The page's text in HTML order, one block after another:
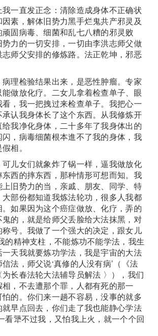
一直发正念：清除造成身体不正确状
素，解体旧势力黑手烂鬼共产邪灵及
固病毒、细菌和乱七八糟的邪灵败
力的一切安排，一切由李洪志师父做
师父安排的修炼路。法正乾坤，邪恶
理检验结果出来，是恶性肿瘤。专家
做放化疗。二女儿拿着检查单子、眼
，我一把拽过来检查单子。我把心一
认我身体长了这个东西。从我修炼开
我净化身体，二十多年了我身体出的
，病毒细菌根本進不了我的身体，我
相。
儿女们就象炸了锅一样，逼我做放化
西的摔东西，那种情形可想而知。我
旧势力的当，亲戚、朋友、同学、特
部份都知道我炼法轮功，很多人我都
如果因为这个癌症做放、化疗，弄的
的，就是给师父丢脸给大法抹黑，对
号。我做了一个强大的决定，跟女儿
的精神支柱，不能炼功不能学法，我生
天我就要炼功学法，我是宇宙的大法
法，师父说‘真修的人没有病’（《法
长春法轮大法辅导员解法 〉），我们
，不去遭那个罪，人都有死的那一
的。你们来一趟不容易，没事的就多
早点回去，你们走了我也能静心学法
看犟不过我，又怕我上火，就一个个回